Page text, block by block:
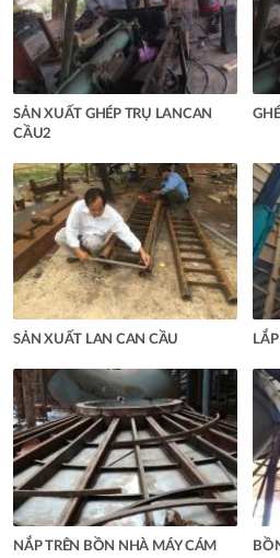
SẢN XUẤT GHÉP TRỤ LANCAN
CẦU2
SẢN XUẤT LAN CAN CẦU
NẮP TRÊN BỒN NHÀ MÁY CÁM